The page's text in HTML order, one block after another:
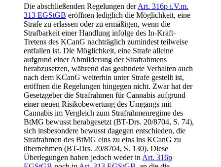
Die abschließenden Regelungen derArt. 316p i.V.m.
313 EGStGB eröffnen lediglich die Möglichkeit, eine
Strafe zu erlassen oder zu ermäßigen, wenn die
Strafbarkeit einer Handlung infolge des In-Kraft-
Tretens des KCanG nachträglich zumindest teilweise
entfallen ist. Die Möglichkeit, eine Strafe alleine
aufgrund einer Abmilderung der Strafrahmens
herabzusetzen, während das geahndete Verhalten auch
nach dem KCanG weiterhin unter Strafe gestellt ist,
eröffnen die Regelungen hingegen nicht. Zwar hat der
Gesetzgeber die Strafrahmen für Cannabis aufgrund
einer neuen Risikobewertung des Umgangs mit
Cannabis im Vergleich zum Strafrahmenregime des
BtMG bewusst herabgesetzt (BT-Drs. 20/8704, S. 74),
sich insbesondere bewusst dagegen entschieden, die
Strafrahmen des BtMG eins zu eins ins KCanG zu
übernehmen (BT-Drs. 20/8704, S. 130). Diese
Überlegungen haben jedoch weder in Art. 316p